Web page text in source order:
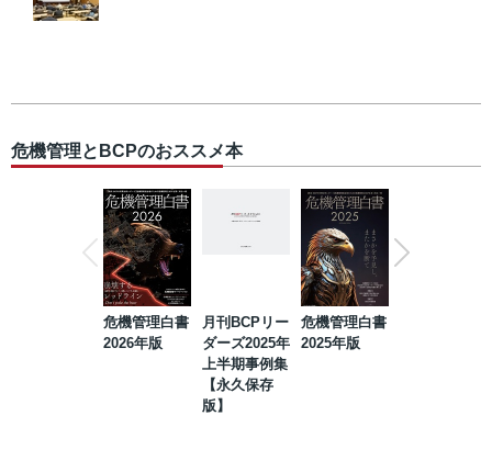
危機管理とBCPのおススメ本
危機管理白書
2026年版
月刊BCPリー
ダーズ2025年
上半期事例集
【永久保存
版】
危機管理白書
2025年版